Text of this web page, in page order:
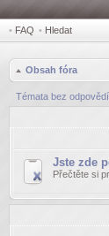
• FAQ • Hledat
Obsah fóra
Témata bez odpovědí
Jste zde
Přečtěte si